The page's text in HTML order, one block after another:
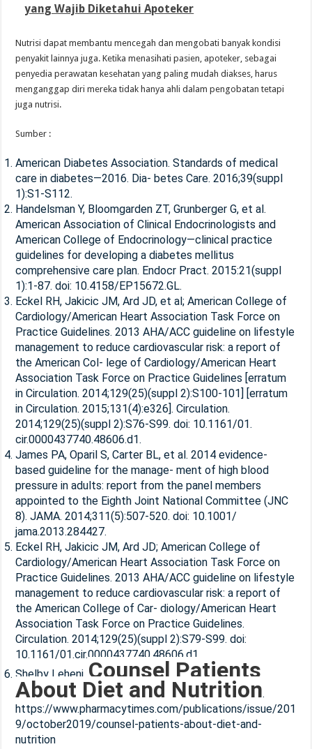
yang Wajib Diketahui Apoteker
Nutrisi dapat membantu mencegah dan mengobati banyak kondisi
penyakit lainnya juga. Ketika menasihati pasien, apoteker, sebagai
penyedia perawatan kesehatan yang paling mudah diakses, harus
menganggap diri mereka tidak hanya ahli dalam pengobatan tetapi
juga nutrisi.
Sumber :
American Diabetes Association. Standards of medical
care in diabetes—2016. Dia- betes Care. 2016;39(suppl
1):S1-S112.
Handelsman Y, Bloomgarden ZT, Grunberger G, et al.
American Association of Clinical Endocrinologists and
American College of Endocrinology—clinical practice
guidelines for developing a diabetes mellitus
comprehensive care plan. Endocr Pract. 2015:21(suppl
1):1-87. doi: 10.4158/EP15672.GL.
Eckel RH, Jakicic JM, Ard JD, et al; American College of
Cardiology/American Heart Association Task Force on
Practice Guidelines. 2013 AHA/ACC guideline on lifestyle
management to reduce cardiovascular risk: a report of
the American Col- lege of Cardiology/American Heart
Association Task Force on Practice Guidelines [erratum
in Circulation. 2014;129(25)(suppl 2):S100-101] [erratum
in Circulation. 2015;131(4):e326]. Circulation.
2014;129(25)(suppl 2):S76-S99. doi: 10.1161/01.
cir.0000437740.48606.d1.
James PA, Oparil S, Carter BL, et al. 2014 evidence-
based guideline for the manage- ment of high blood
pressure in adults: report from the panel members
appointed to the Eighth Joint National Committee (JNC
8). JAMA. 2014;311(5):507-520. doi: 10.1001/
jama.2013.284427.
Eckel RH, Jakicic JM, Ard JD; American College of
Cardiology/American Heart Association Task Force on
Practice Guidelines. 2013 AHA/ACC guideline on lifestyle
management to reduce cardiovascular risk: a report of
the American College of Car- diology/American Heart
Association Task Force on Practice Guidelines.
Circulation. 2014;129(25)(suppl 2):S79-S99. doi:
10.1161/01.cir.0000437740.48606.d1.
Shelby Leheni, Counsel Patients
About Diet and Nutrition.
https://www.pharmacytimes.com/publications/issue/201
9/october2019/counsel-patients-about-diet-and-
nutrition